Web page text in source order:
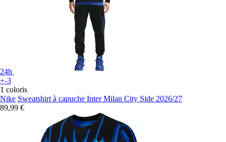
24h
+-3
1 coloris
Nike Sweatshirt à capuche Inter Milan City Side 2026/27
89,99 €